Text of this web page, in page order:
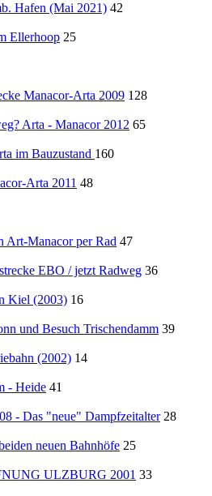
Hafen (Mai 2021) 42
Ellerhoop 25
Manacor-Arta 2009 128
Arta - Manacor 2012 65
im Bauzustand 160
Arta 2011 48
Art-Manacor per Rad 47
EBO / jetzt Radweg 36
Kiel (2003) 16
und Besuch Trischendamm 39
(2002) 14
- Heide 41
- Das "neue" Dampfzeitalter 28
neuen Bahnhöfe 25
ULZBURG 2001 33